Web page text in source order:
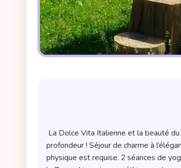
profondeur ! Séjour de charme à
physique est requise. 2 séances de